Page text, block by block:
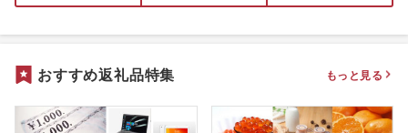
おすすめ返礼品特集 もっと見る